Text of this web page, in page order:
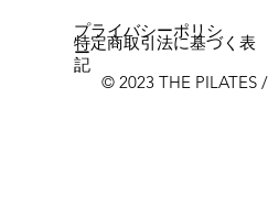
© 2023 THE PILATES
プライバシーポリシ
ー
特定商取引法に基づく表
記